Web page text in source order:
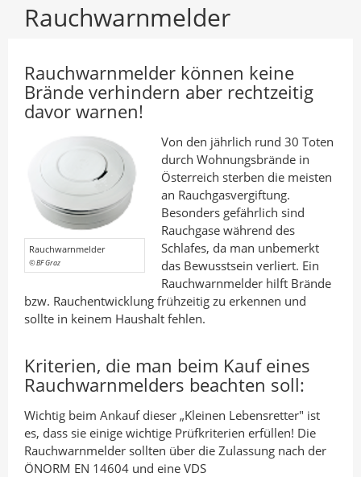
d
h
r
f
i
n
k
e
i
l
e
n
f
c
e
k
t
e
i
l
e
n
Rauchwarnmelder
Rauchwarnmelder können keine
Brände verhindern aber rechtzeitig
davor warnen!
Rauchwarnmelder
© BF Graz
Von den jährlich rund 30 Toten
durch Wohnungsbrände in
Österreich sterben die meisten
an Rauchgasvergiftung.
Besonders gefährlich sind
Rauchgase während des
Schlafes, da man unbemerkt
das Bewusstsein verliert. Ein
Rauchwarnmelder hilft Brände
bzw. Rauchentwicklung frühzeitig zu erkennen und
sollte in keinem Haushalt fehlen.
Kriterien, die man beim Kauf eines
Rauchwarnmelders beachten soll:
Wichtig beim Ankauf dieser „Kleinen Lebensretter" ist
es, dass sie einige wichtige Prüfkriterien erfüllen! Die
Rauchwarnmelder sollten über die Zulassung nach der
ÖNORM EN 14604 und eine VDS